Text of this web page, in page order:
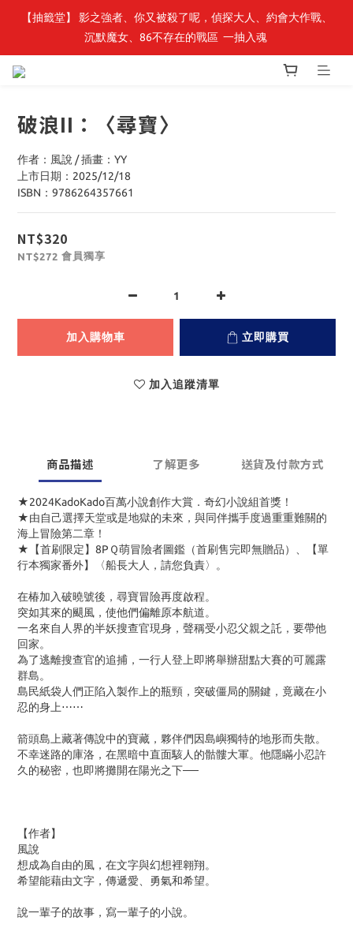
最新開賣🔥「全知讀者視角」 周邊商品
【抽籤堂】 影之強者、你又被殺了呢，偵探大人、約會大作戰、
沉默魔女、86不存在的戰區  一抽入魂
破浪II：〈尋寶〉
作者：風說 / 插畫：YY
上市日期：2025/12/18
ISBN：9786264357661
NT$320
NT$272 會員獨享
加入購物車 立即購買
加入追蹤清單
商品描述 了解更多 送貨及付款方式
★2024KadoKado百萬小說創作大賞．奇幻小說組首獎！
★由自己選擇天堂或是地獄的未來，與同伴攜手度過重重難關的
海上冒險第二章！
★【首刷限定】8PＱ萌冒險者圖鑑（首刷售完即無贈品）、【單
行本獨家番外】〈船長大人，請您負責〉。
在椿加入破曉號後，尋寶冒險再度啟程。
突如其來的颶風，使他們偏離原本航道。
一名來自人界的半妖搜查官現身，聲稱受小忍父親之託，要帶他
回家。
為了逃離搜查官的追捕，一行人登上即將舉辦甜點大賽的可麗露
群島。
島民紙袋人們正陷入製作上的瓶頸，突破僵局的關鍵，竟藏在小
忍的身上⋯⋯
箭頭島上藏著傳說中的寶藏，夥伴們因島嶼獨特的地形而失散。
不幸迷路的庫洛，在黑暗中直面駭人的骷髏大軍。他隱瞞小忍許
久的秘密，也即將攤開在陽光之下──
【作者】
風說
想成為自由的風，在文字與幻想裡翱翔。
希望能藉由文字，傳遞愛、勇氣和希望。
說一輩子的故事，寫一輩子的小說。